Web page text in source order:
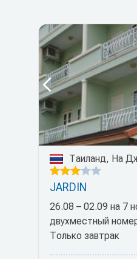
Таиланд, На
JARDIN
26.08 – 02.09 на 7
двухместный
Только завтрак